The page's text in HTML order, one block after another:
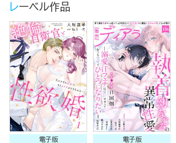
レーベル作品
電子版
電子版